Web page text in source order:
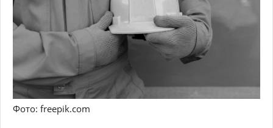
Фото: freepik.com